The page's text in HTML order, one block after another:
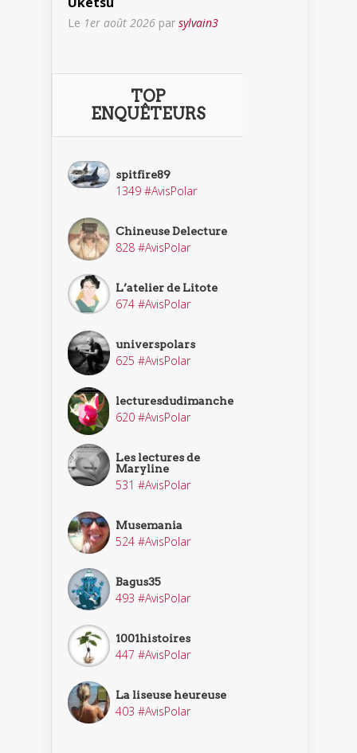
Le 1er août 2026 par sylvain3
TOP
ENQUÊTEURS
spitfire89
1349 #AvisPolar
Chineuse Delecture
828 #AvisPolar
L’atelier de Litote
674 #AvisPolar
universpolars
625 #AvisPolar
lecturesdudimanche
620 #AvisPolar
Les lectures de
Maryline
531 #AvisPolar
Musemania
524 #AvisPolar
Bagus35
493 #AvisPolar
1001histoires
447 #AvisPolar
La liseuse heureuse
403 #AvisPolar